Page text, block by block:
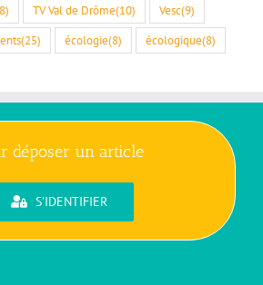
TV Val de Drôme(10) Vesc(9)
(25) écologie(8) écologique(8)
déposer un article
S'IDENTIFIER